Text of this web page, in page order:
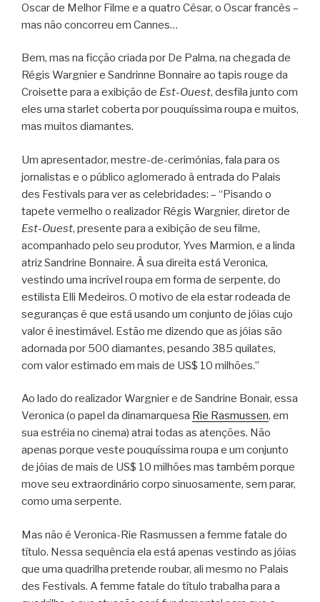
Oscar de Melhor Filme e a quatro César, o Oscar francês –
mas não concorreu em Cannes…
Bem, mas na ficção criada por De Palma, na chegada de
Régis Wargnier e Sandrinne Bonnaire ao tapis rouge da
Croisette para a exibição de Est-Ouest, desfila junto com
eles uma starlet coberta por pouquíssima roupa e muitos,
mas muitos diamantes.
Um apresentador, mestre-de-cerimônias, fala para os
jornalistas e o público aglomerado à entrada do Palais
des Festivals para ver as celebridades: – “Pisando o
tapete vermelho o realizador Régis Wargnier, diretor de
Est-Ouest, presente para a exibição de seu filme,
acompanhado pelo seu produtor, Yves Marmion, e a linda
atriz Sandrine Bonnaire. À sua direita está Veronica,
vestindo uma incrível roupa em forma de serpente, do
estilista Elli Medeiros. O motivo de ela estar rodeada de
seguranças é que está usando um conjunto de jóias cujo
valor é inestimável. Estão me dizendo que as jóias são
adornada por 500 diamantes, pesando 385 quilates,
com valor estimado em mais de US$ 10 milhões.”
Ao lado do realizador Wargnier e de Sandrine Bonair, essa
Veronica (o papel da dinamarquesa Rie Rasmussen, em
sua estréia no cinema) atrai todas as atenções. Não
apenas porque veste pouquíssima roupa e um conjunto
de jóias de mais de US$ 10 milhões mas também porque
move seu extraordinário corpo sinuosamente, sem parar,
como uma serpente.
Mas não é Veronica-Rie Rasmussen a femme fatale do
título. Nessa sequência ela está apenas vestindo as jóias
que uma quadrilha pretende roubar, ali mesmo no Palais
des Festivals. A femme fatale do título trabalha para a